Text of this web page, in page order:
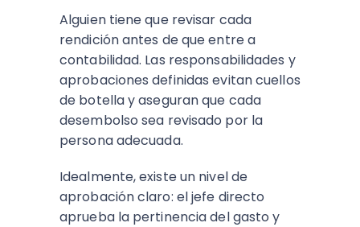
Alguien tiene que revisar cada
rendición antes de que entre a
contabilidad. Las responsabilidades y
aprobaciones definidas evitan cuellos
de botella y aseguran que cada
desembolso sea revisado por la
persona adecuada.
Idealmente, existe un nivel de
aprobación claro: el jefe directo
aprueba la pertinencia del gasto y